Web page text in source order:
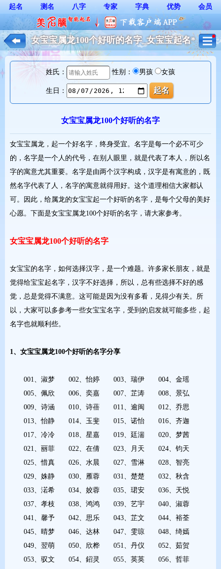
起名 测名 八字 专家 字典 优势 会员
女宝宝属龙100个好听的名字_女宝宝起名*
姓氏： 性别： 男孩 女孩
生日：
女宝宝属龙100个好听的名字
女宝宝属龙，起一个好名字，终身受宜。名字是每一个必不可少
的，名字是一个人的代号，在别人眼里，就是代表了本人，所以名
字的寓意尤其重要。名字是由两个汉字构成，汉字是有寓意的，既
然名字代表了人，名字的寓意就得用好。这个道理相信大家都认
可。因此，给属龙的女宝宝起一个好听的名字，是每个父母的美好
心愿。下面是女宝宝属龙100个好听的名字，请大家参考。
女宝宝属龙100个好听的名字
女宝宝的名字，如何选择汉字，是一个难题。许多家长朋友，就是
觉得给宝宝起名字，汉字不好选择，所以，总有些选择不好的感
觉，总是觉得不满意。这可能是因为没有多看，见得少有关。所
以，大家可以多参考一些女宝宝名字，受到的启发就可能多些，起
名字也就顺利些。
1、女宝宝属龙100个好听的名字分享
001、淑梦 002、怡婷 003、瑞伊 004、金瑶
005、佩欣 006、奕嘉 007、芷涛 008、景弘
009、诗涵 010、诗蓓 011、逾闽 012、乔思
013、怡静 014、玉斐 015、诺怡 016、齐迦
017、冷冷 018、星嘉 019、廷湍 020、梦茜
021、丽菲 022、在倩 023、月天 024、钧天
025、惜真 026、水晨 027、雪淋 028、智亮
029、姝静 030、雁蓉 031、楚楚 032、秋含
033、渃希 034、姣蓉 035、珺安 036、天悦
037、孝枝 038、鸿鸿 039、艺宇 040、淑蓉
041、馨予 042、思乐 043、芷文 044、裕荃
045、晴梦 046、达林 047、雯琼 048、绮嫣
049、翌萌 050、欣桦 051、丹仪 052、茹贺
053、驭文 054、鉊灵 055、英英 056、哲菲